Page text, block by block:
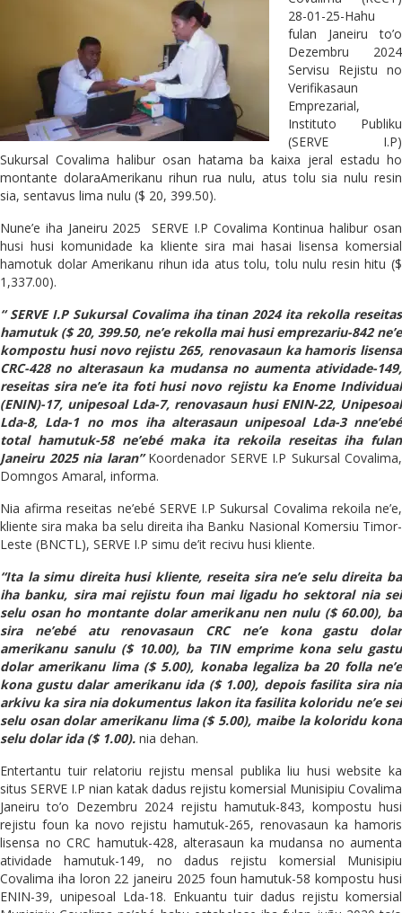
28-01-25-Hahu
fulan Janeiru to’o
Dezembru 2024
Servisu Rejistu no
Verifikasaun
Emprezarial,
Instituto Publiku
(SERVE I.P)
Sukursal Covalima halibur osan hatama ba kaixa jeral estadu ho
montante dolaraAmerikanu rihun rua nulu, atus tolu sia nulu resin
sia, sentavus lima nulu ($ 20, 399.50).
Nune’e iha Janeiru 2025 SERVE I.P Covalima Kontinua halibur osan
husi husi komunidade ka kliente sira mai hasai lisensa komersial
hamotuk dolar Amerikanu rihun ida atus tolu, tolu nulu resin hitu ($
1,337.00).
“ SERVE I.P Sukursal Covalima iha tinan 2024 ita rekolla reseitas
hamutuk ($ 20, 399.50, ne’e rekolla mai husi emprezariu-842 ne’e
kompostu husi novo rejistu 265, renovasaun ka hamoris lisensa
CRC-428 no alterasaun ka mudansa no aumenta atividade-149,
reseitas sira ne’e ita foti husi novo rejistu ka Enome Individual
(ENIN)-17, unipesoal Lda-7, renovasaun husi ENIN-22, Unipesoal
Lda-8, Lda-1 no mos iha alterasaun unipesoal Lda-3 nne’ebé
total hamutuk-58 ne’ebé maka ita rekoila reseitas iha fulan
Janeiru 2025 nia laran”Koordenador SERVE I.P Sukursal Covalima,
Domngos Amaral, informa.
Nia afirma reseitas ne’ebé SERVE I.P Sukursal Covalima rekoila ne’e,
kliente sira maka ba selu direita iha Banku Nasional Komersiu Timor-
Leste (BNCTL), SERVE I.P simu de’it recivu husi kliente.
“Ita la simu direita husi kliente, reseita sira ne’e selu direita ba
iha banku, sira mai rejistu foun mai ligadu ho sektoral nia sei
selu osan ho montante dolar amerikanu nen nulu ($ 60.00), ba
sira ne’ebé atu renovasaun CRC ne’e kona gastu dolar
amerikanu sanulu ($ 10.00), ba TIN emprime kona selu gastu
dolar amerikanu lima ($ 5.00), konaba legaliza ba 20 folla ne’e
kona gustu dalar amerikanu ida ($ 1.00), depois fasilita sira nia
arkivu ka sira nia dokumentus lakon ita fasilita koloridu ne’e sei
selu osan dolar amerikanu lima ($ 5.00), maibe la koloridu kona
selu dolar ida ($ 1.00). nia dehan.
Entertantu tuir relatoriu rejistu mensal publika liu husi website ka
situs SERVE I.P nian katak dadus rejistu komersial Munisipiu Covalima
Janeiru to’o Dezembru 2024 rejistu hamutuk-843, kompostu husi
rejistu foun ka novo rejistu hamutuk-265, renovasaun ka hamoris
lisensa no CRC hamutuk-428, alterasaun ka mudansa no aumenta
atividade hamutuk-149, no dadus rejistu komersial Munisipiu
Covalima iha loron 22 janeiru 2025 foun hamutuk-58 kompostu husi
ENIN-39, unipesoal Lda-18. Enkuantu tuir dadus rejistu komersial